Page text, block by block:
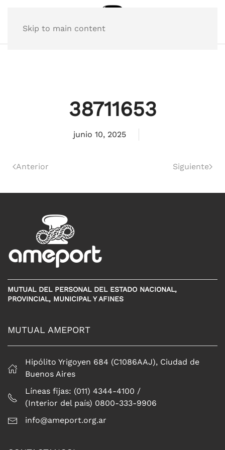
Skip to main content
38711653
junio 10, 2025
Anterior Siguiente
MUTUAL DEL PERSONAL DEL ESTADO NACIONAL,
PROVINCIAL, MUNICIPAL Y AFINES
MUTUAL AMEPORT
Hipólito Yrigoyen 684 (C1086AAJ), Ciudad de
Buenos Aires
Líneas fijas: (011) 4344-4100 /
(Interior del país) 0800-333-9906
info@ameport.org.ar